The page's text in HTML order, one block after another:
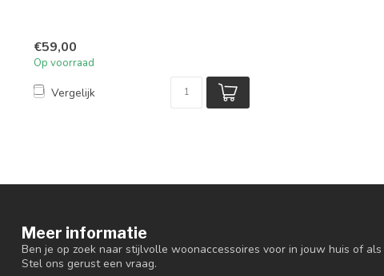
€59,00
Op voorraad
Vergelijk
Meer informatie
Ben je op zoek naar stijlvolle woonaccessoires voor in jouw huis of
Stel ons gerust een vraag.